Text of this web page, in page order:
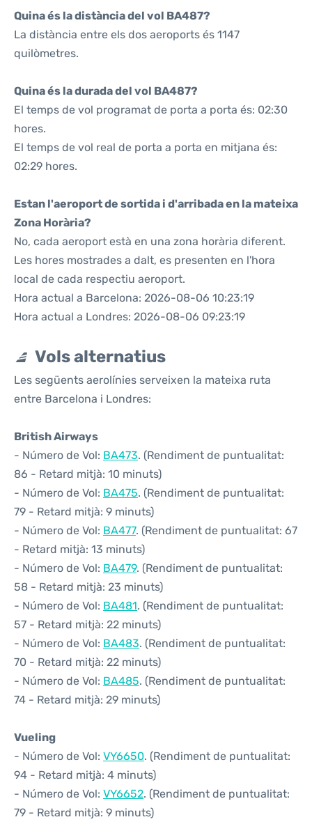
Quina és la distància del vol BA487?
La distància entre els dos aeroports és 1147
quilòmetres.
Quina és la durada del vol BA487?
El temps de vol programat de porta a porta és: 02:30
hores.
El temps de vol real de porta a porta en mitjana és:
02:29 hores.
Estan l'aeroport de sortida i d'arribada en la mateixa
Zona Horària?
No, cada aeroport està en una zona horària diferent.
Les hores mostrades a dalt, es presenten en l'hora
local de cada respectiu aeroport.
Hora actual a Barcelona: 2026-08-06 10:23:19
Hora actual a Londres: 2026-08-06 09:23:19
Vols alternatius
Les següents aerolínies serveixen la mateixa ruta
entre Barcelona i Londres:
British Airways
- Número de Vol: BA473. (Rendiment de puntualitat:
86 - Retard mitjà: 10 minuts)
- Número de Vol: BA475. (Rendiment de puntualitat:
79 - Retard mitjà: 9 minuts)
- Número de Vol: BA477. (Rendiment de puntualitat: 67
- Retard mitjà: 13 minuts)
- Número de Vol: BA479. (Rendiment de puntualitat:
58 - Retard mitjà: 23 minuts)
- Número de Vol: BA481. (Rendiment de puntualitat:
57 - Retard mitjà: 22 minuts)
- Número de Vol: BA483. (Rendiment de puntualitat:
70 - Retard mitjà: 22 minuts)
- Número de Vol: BA485. (Rendiment de puntualitat:
74 - Retard mitjà: 29 minuts)
Vueling
- Número de Vol: VY6650. (Rendiment de puntualitat:
94 - Retard mitjà: 4 minuts)
- Número de Vol: VY6652. (Rendiment de puntualitat:
79 - Retard mitjà: 9 minuts)